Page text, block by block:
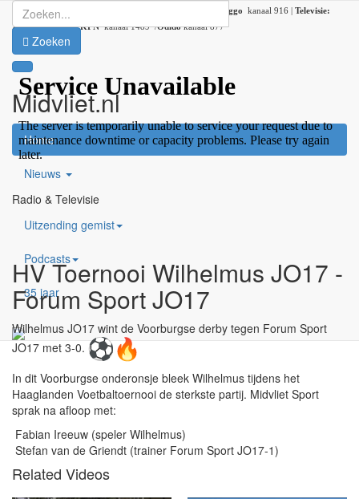
Radio:107.2 FM | Ziggo kanaal 916 | Televisie:
Ziggokanaal 41 /KPNkanaal 1489 /Odidokanaal 877
Midvliet.nl
×
Home
Nieuws
Radio & Televisie
Uitzending gemist
Podcasts
35 jaar
Zoeken
HV Toernooi Wilhelmus JO17 -
Forum Sport JO17
Wilhelmus JO17 wint de Voorburgse derby tegen Forum Sport
JO17 met 3-0.
In dit Voorburgse onderonsje bleek Wilhelmus tijdens het
Haaglanden Voetbaltoernooi de sterkste partij. Midvliet Sport
sprak na afloop met:
Fabian Ireeuw (speler Wilhelmus)
Stefan van de Griendt (trainer Forum Sport JO17-1)
Related Videos